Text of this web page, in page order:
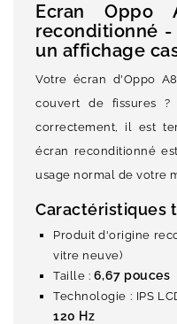
Ecran Oppo
reconditionné
un affichage
Votre écran d'Oppo
couvert de fissures
correctement, il est
écran reconditionné
usage normal de votre
Caractéristiques
Produit d'origine
vitre neuve)
Taille : 6,67 pouces
Technologie : IPS
120 Hz